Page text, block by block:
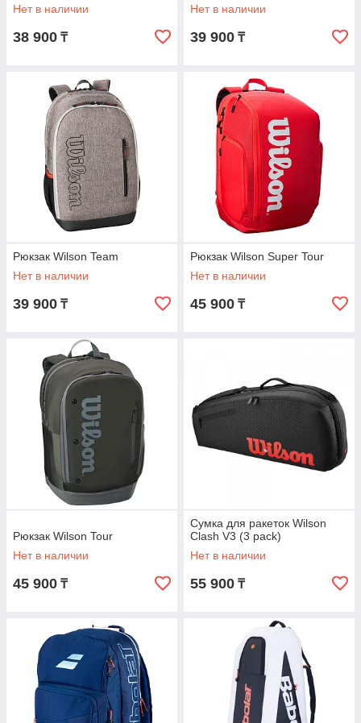
Нет в наличии
38 900 ₸
Нет в наличии
39 900 ₸
Рюкзак Wilson Team
Нет в наличии
39 900 ₸
Рюкзак Wilson Super Tour
Нет в наличии
45 900 ₸
Рюкзак Wilson Tour
Нет в наличии
45 900 ₸
Сумка для ракеток Wilson
Clash V3 (3 pack)
Нет в наличии
55 900 ₸